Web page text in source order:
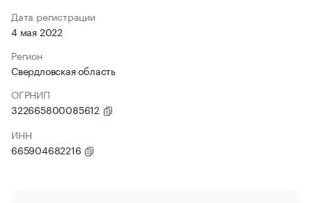
Дата регистрации
4 мая 2022
Регион
Свердловская область
ОГРНИП
322665800085612
ИНН
665904682216